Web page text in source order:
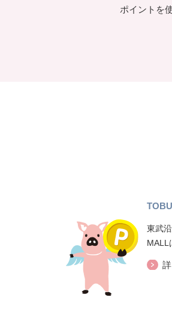
ポイントを
東武
MALL